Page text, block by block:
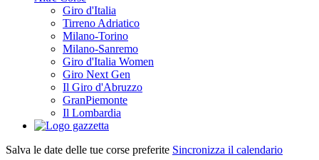
Giro d'Italia
Tirreno Adriatico
Milano-Torino
Milano-Sanremo
Giro d'Italia Women
Giro Next Gen
Il Giro d'Abruzzo
GranPiemonte
Il Lombardia
Salva le date delle tue corse preferite Sincronizza il calendario